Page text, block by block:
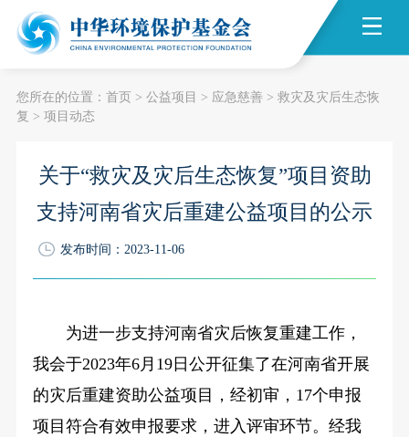
您所在的位置： 首页> 公益项目 > 应急慈善 > 救灾及灾后生态恢
复 > 项目动态
关于“救灾及灾后生态恢复”项目资助
支持河南省灾后重建公益项目的公示
发布时间：2023-11-06
为进一步支持河南省灾后恢复重建工作，
我会于2023年6月19日公开征集了在河南省开展
的灾后重建资助公益项目，经初审，17个申报
项目符合有效申报要求，进入评审环节。经我